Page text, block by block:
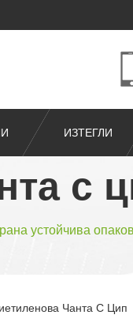
ИЗТЕГЛИ
с
устойчива
Чанта С Цип